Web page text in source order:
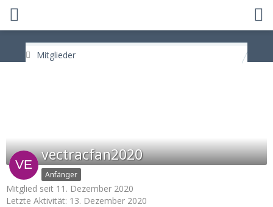
Mitglieder
vectracfan2020
Anfänger
Mitglied seit 11. Dezember 2020
Letzte Aktivität: 13. Dezember 2020